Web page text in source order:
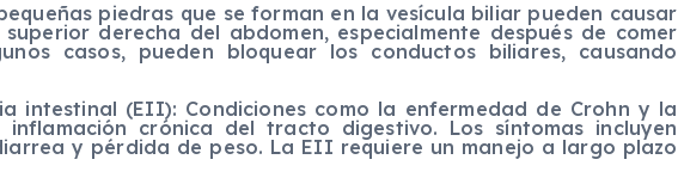
piedras que se forman en la vesícula biliar pueden causar
derecha del abdomen, especialmente después de comer
casos, pueden bloquear los conductos biliares, causando
intestinal (EII): Condiciones como la enfermedad de Crohn y la
crónica del tracto digestivo. Los síntomas incluyen
y pérdida de peso. La EII requiere un manejo a largo plazo